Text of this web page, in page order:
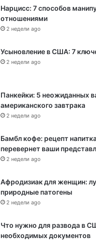
Нарцисс: 7 способов
отношениями
2 недели ago
Усыновление в США: 7
2 недели ago
Панкейки: 5 неожиданных
американского завтрака
2 недели ago
Бамбл кофе: рецепт
перевернет ваши
2 недели ago
Афродизиак для женщин:
природные патогены
2 недели ago
Что нужно для развода в
необходимых документов